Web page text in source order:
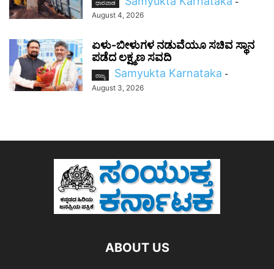
ಧಾರವಾಡ
August 4, 2026
ಏಳು-ಬೀಳುಗಳ ನಡುವೆಯೂ ಸಚಿವ ಸ್ಥಾನ
ಪಡೆದ ಲಕ್ಷ್ಮಣ ಸವದಿ
ರಾಜ್ಯ Samyukta Karnataka -
August 3, 2026
ABOUT US